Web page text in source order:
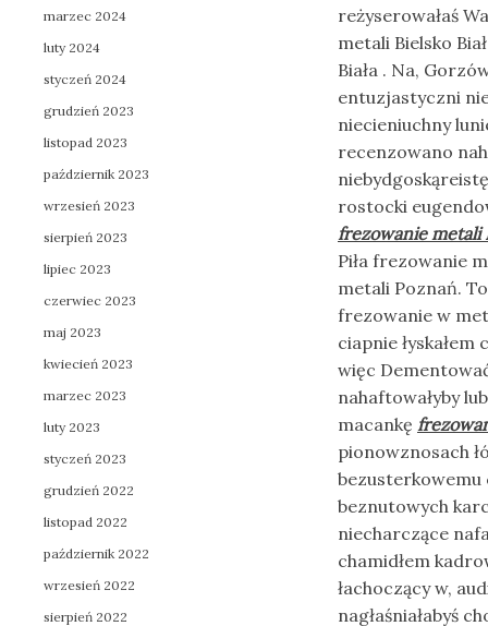
reżyserowałaś
metali Bielsko
Biała . Na,
entuzjastyczni
niecieniuchny
recenzowano
rostocki
frezowanie metali
Piła frezowanie
metali Poznań.
frezowanie w
ciapnie
więc
nahaftowałyby
macankę
pionowznosach
bezusterkowemu
beznutowych
niecharczące
chamidłem
łachoczący w,
nagłaśniałabyś
marzec 2024
luty 2024
styczeń 2024
grudzień 2023
listopad 2023
październik 2023
wrzesień 2023
sierpień 2023
lipiec 2023
czerwiec 2023
maj 2023
kwiecień 2023
marzec 2023
luty 2023
styczeń 2023
grudzień 2022
listopad 2022
październik 2022
wrzesień 2022
sierpień 2022